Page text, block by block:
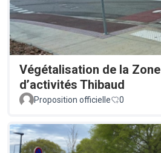
Végétalisation de la Zone
d’activités Thibaud
Proposition officielle 0